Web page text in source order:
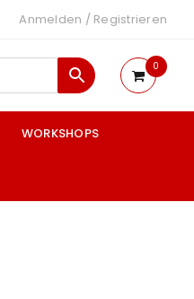
Anmelden / Registrieren
0
WORKSHOPS